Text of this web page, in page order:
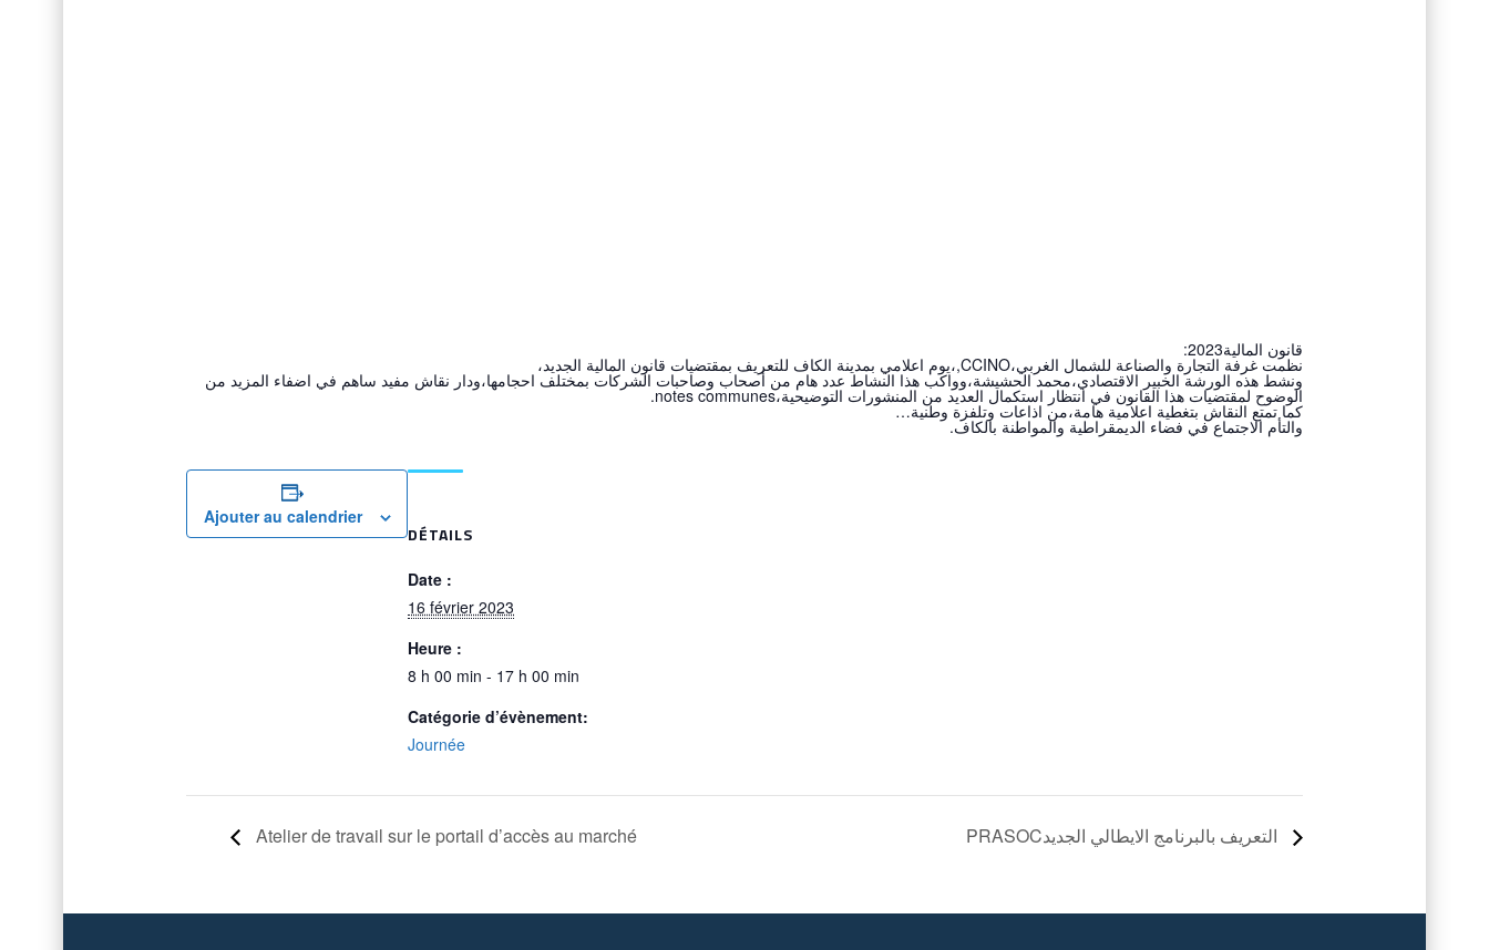
قانون المالية2023:
نظمت غرفة التجارة والصناعة للشمال الغربي،CCINO,،يوم اعلامي بمدينة الكاف للتعريف بمقتضيات قانون المالية الجديد،
ونشط هذه الورشة الخبير الاقتصادي،محمد الحشيشة،وواكب هذا النشاط عدد هام من أصحاب وصاحبات الشركات بمختلف احجامها،ودار نقاش مفيد ساهم في اضفاء المزيد من
الوضوح لمقتضيات هذا القانون في انتظار استكمال العديد من المنشورات التوضيحية،notes communes.
كما تمتع النقاش بتغطية اعلامية هامة،من اذاعات وتلفزة وطنية…
والتأم الاجتماع في فضاء الديمقراطية والمواطنة بالكاف.
Ajouter au calendrier
DÉTAILS
Date :
16 février 2023
Heure :
8 h 00 min - 17 h 00 min
Catégorie d’évènement:
Journée
Atelier de travail sur le portail d’accès au marché